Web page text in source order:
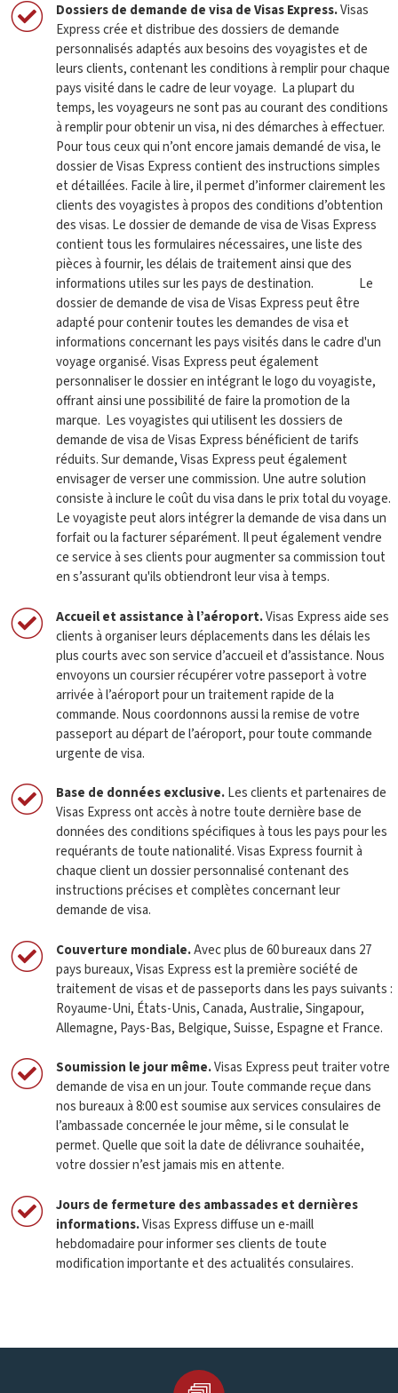
Dossiers de demande de visa de Visas Express.Visas
Express crée et distribue des dossiers de demande
personnalisés adaptés aux besoins des voyagistes et de
leurs clients, contenant les conditions à remplir pour chaque
pays visité dans le cadre de leur voyage. La plupart du
temps, les voyageurs ne sont pas au courant des conditions
à remplir pour obtenir un visa, ni des démarches à effectuer.
Pour tous ceux qui n’ont encore jamais demandé de visa, le
dossier de Visas Express contient des instructions simples
et détaillées. Facile à lire, il permet d’informer clairement les
clients des voyagistes à propos des conditions d’obtention
des visas. Le dossier de demande de visa de Visas Express
contient tous les formulaires nécessaires, une liste des
pièces à fournir, les délais de traitement ainsi que des
informations utiles sur les pays de destination.
Le
dossier de demande de visa de Visas Express peut être
adapté pour contenir toutes les demandes de visa et
informations concernant les pays visités dans le cadre d'un
voyage organisé. Visas Express peut également
personnaliser le dossier en intégrant le logo du voyagiste,
offrant ainsi une possibilité de faire la promotion de la
marque. Les voyagistes qui utilisent les dossiers de
demande de visa de Visas Express bénéficient de tarifs
réduits. Sur demande, Visas Express peut également
envisager de verser une commission. Une autre solution
consiste à inclure le coût du visa dans le prix total du voyage.
Le voyagiste peut alors intégrer la demande de visa dans un
forfait ou la facturer séparément. Il peut également vendre
ce service à ses clients pour augmenter sa commission tout
en s’assurant qu'ils obtiendront leur visa à temps.
Accueil et assistance à l’aéroport.Visas Express aide ses
clients à organiser leurs déplacements dans les délais les
plus courts avec son service d’accueil et d’assistance. Nous
envoyons un coursier récupérer votre passeport à votre
arrivée à l’aéroport pour un traitement rapide de la
commande. Nous coordonnons aussi la remise de votre
passeport au départ de l’aéroport, pour toute commande
urgente de visa.
Base de données exclusive.Les clients et partenaires de
Visas Express ont accès à notre toute dernière base de
données des conditions spécifiques à tous les pays pour les
requérants de toute nationalité. Visas Express fournit à
chaque client un dossier personnalisé contenant des
instructions précises et complètes concernant leur
demande de visa.
Couverture mondiale.Avec plus de 60 bureaux dans 27
pays bureaux, Visas Express est la première société de
traitement de visas et de passeports dans les pays suivants :
Royaume-Uni, États-Unis, Canada, Australie, Singapour,
Allemagne, Pays-Bas, Belgique, Suisse, Espagne et France.
Soumission le jour même.Visas Express peut traiter votre
demande de visa en un jour. Toute commande reçue dans
nos bureaux à 8:00 est soumise aux services consulaires de
l’ambassade concernée le jour même, si le consulat le
permet. Quelle que soit la date de délivrance souhaitée,
votre dossier n’est jamais mis en attente.
Jours de fermeture des ambassades et dernières
informations.Visas Express diffuse un e-maill
hebdomadaire pour informer ses clients de toute
modification importante et des actualités consulaires.